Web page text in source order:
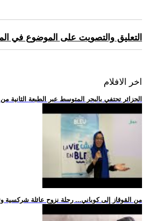
التعليق والتصويت على الموضوع في
اخر الافلام
.. الجزائر تحتفي بالبحر المتوسط عبر الطبعة الثانية
.. من القوقاز إلى كوباني... رحلة نزوح عائلة شركسية